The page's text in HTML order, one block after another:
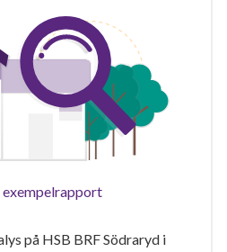
exempelrapport
på HSB BRF Södraryd i